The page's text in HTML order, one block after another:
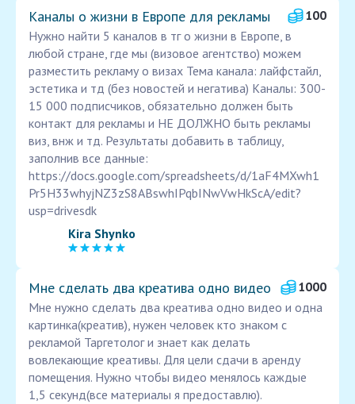
Каналы о жизни в Европе для рекламы
100
Нужно найти 5 каналов в тг о жизни в Европе, в
любой стране, где мы (визовое агентство) можем
разместить рекламу о визах Тема канала: лайфстайл,
эстетика и тд (без новостей и негатива) Каналы: 300-
15 000 подписчиков, обязательно должен быть
контакт для рекламы и НЕ ДОЛЖНО быть рекламы
виз, внж и тд. Результаты добавить в таблицу,
заполнив все данные:
https://docs.google.com/spreadsheets/d/1aF4MXwh1
Pr5H33whyjNZ3zS8ABswhIPqbINwVwHkScA/edit?
usp=drivesdk
Kira Shynko
Мне сделать два креатива одно видео
1000
Мне нужно сделать два креатива одно видео и одна
картинка(креатив), нужен человек кто знаком с
рекламой Таргетолог и знает как делать
вовлекающие креативы. Для цели сдачи в аренду
помещения. Нужно чтобы видео менялось каждые
1,5 секунд(все материалы я предоставлю).